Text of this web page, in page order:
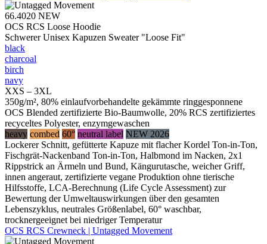
66.4020 NEW
OCS RCS Loose Hoodie
Schwerer Unisex Kapuzen Sweater "Loose Fit"
black
charcoal
birch
navy
XXS – 3XL
350g/m², 80% einlaufvorbehandelte gekämmte ringgesponnene
OCS Blended zertifizierte Bio-Baumwolle, 20% RCS zertifiziertes
recyceltes Polyester, enzymgewaschen
heavy combed 60° neutral label NEW 2026
Lockerer Schnitt, gefütterte Kapuze mit flacher Kordel Ton-in-Ton,
Fischgrät-Nackenband Ton-in-Ton, Halbmond im Nacken, 2x1
Rippstrick an Ärmeln und Bund, Kängurutasche, weicher Griff,
innen angeraut, zertifizierte vegane Produktion ohne tierische
Hilfsstoffe, LCA-Berechnung (Life Cycle Assessment) zur
Bewertung der Umweltauswirkungen über den gesamten
Lebenszyklus, neutrales Größenlabel, 60° waschbar,
trocknergeeignet bei niedriger Temperatur
OCS RCS Crewneck | Untagged Movement